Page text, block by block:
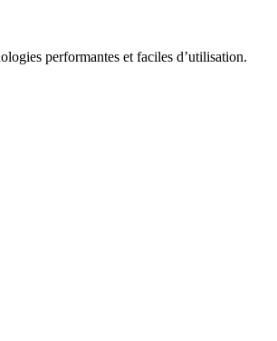
performantes et faciles d’utilisation.